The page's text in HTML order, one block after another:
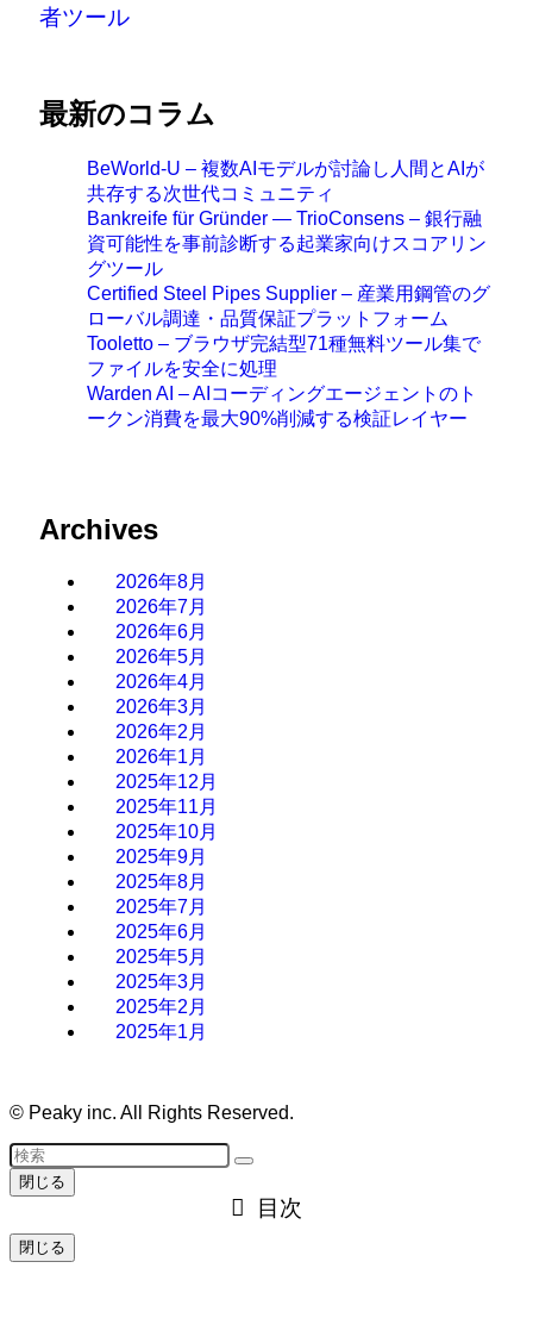
者ツール
最新のコラム
BeWorld-U – 複数AIモデルが討論し人間とAIが
共存する次世代コミュニティ
Bankreife für Gründer — TrioConsens – 銀行融
資可能性を事前診断する起業家向けスコアリン
グツール
Certified Steel Pipes Supplier – 産業用鋼管のグ
ローバル調達・品質保証プラットフォーム
Tooletto – ブラウザ完結型71種無料ツール集で
ファイルを安全に処理
Warden AI – AIコーディングエージェントのト
ークン消費を最大90%削減する検証レイヤー
Archives
2026年8月
2026年7月
2026年6月
2026年5月
2026年4月
2026年3月
2026年2月
2026年1月
2025年12月
2025年11月
2025年10月
2025年9月
2025年8月
2025年7月
2025年6月
2025年5月
2025年3月
2025年2月
2025年1月
© Peaky inc. All Rights Reserved.
閉じる
目次
閉じる